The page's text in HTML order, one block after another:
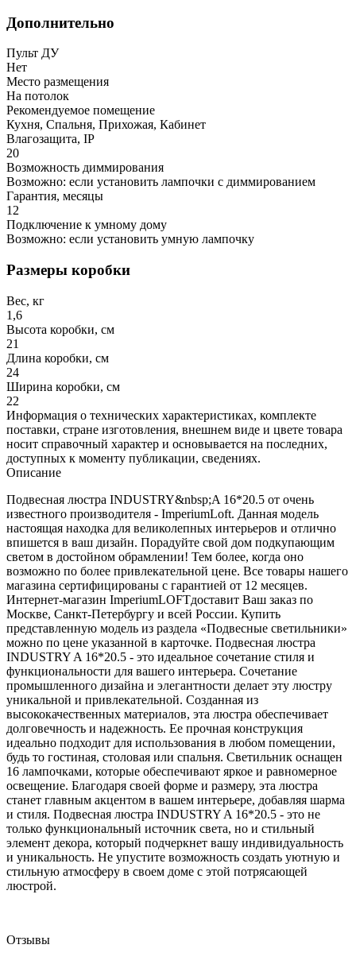
Дополнительно
Пульт ДУ
Нет
Место размещения
На потолок
Рекомендуемое помещение
Кухня, Спальня, Прихожая, Кабинет
Влагозащита, IP
20
Возможность диммирования
Возможно: если установить лампочки с диммированием
Гарантия, месяцы
12
Подключение к умному дому
Возможно: если установить умную лампочку
Размеры коробки
Вес, кг
1,6
Высота коробки, см
21
Длина коробки, см
24
Ширина коробки, см
22
Информация о технических характеристиках, комплекте
поставки, стране изготовления, внешнем виде и цвете товара
носит справочный характер и основывается на последних,
доступных к моменту публикации, сведениях.
Описание
Подвесная люстра INDUSTRY&nbsp;A 16*20.5 от очень
известного производителя - ImperiumLoft. Данная модель
настоящая находка для великолепных интерьеров и отлично
впишется в ваш дизайн. Порадуйте свой дом подкупающим
светом в достойном обрамлении! Тем более, когда оно
возможно по более привлекательной цене. Все товары нашего
магазина сертифицированы с гарантией от 12 месяцев.
Интернет-магазин ImperiumLOFTдоставит Ваш заказ по
Москве, Санкт-Петербургу и всей России. Купить
представленную модель из раздела «Подвесные светильники»
можно по цене указанной в карточке. Подвесная люстра
INDUSTRY A 16*20.5 - это идеальное сочетание стиля и
функциональности для вашего интерьера. Сочетание
промышленного дизайна и элегантности делает эту люстру
уникальной и привлекательной. Созданная из
высококачественных материалов, эта люстра обеспечивает
долговечность и надежность. Ее прочная конструкция
идеально подходит для использования в любом помещении,
будь то гостиная, столовая или спальня. Светильник оснащен
16 лампочками, которые обеспечивают яркое и равномерное
освещение. Благодаря своей форме и размеру, эта люстра
станет главным акцентом в вашем интерьере, добавляя шарма
и стиля. Подвесная люстра INDUSTRY A 16*20.5 - это не
только функциональный источник света, но и стильный
элемент декора, который подчеркнет вашу индивидуальность
и уникальность. Не упустите возможность создать уютную и
стильную атмосферу в своем доме с этой потрясающей
люстрой.
Отзывы